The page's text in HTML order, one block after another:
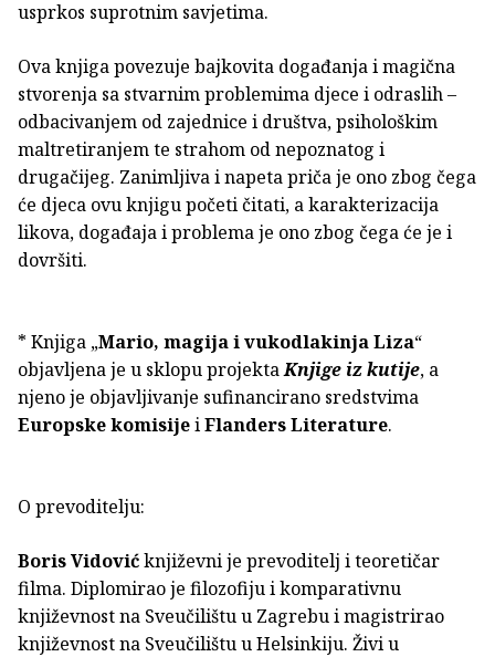
usprkos suprotnim savjetima.
Ova knjiga povezuje bajkovita događanja i magična
stvorenja sa stvarnim problemima djece i odraslih –
odbacivanjem od zajednice i društva, psihološkim
maltretiranjem te strahom od nepoznatog i
drugačijeg. Zanimljiva i napeta priča je ono zbog čega
će djeca ovu knjigu početi čitati, a karakterizacija
likova, događaja i problema je ono zbog čega će je i
dovršiti.
* Knjiga „Mario, magija i vukodlakinja Liza“
objavljena je u sklopu projektaKnjige iz kutije, a
njeno je objavljivanje sufinancirano sredstvima
Europske komisijeiFlanders Literature.
O prevoditelju:
Boris Vidovićknjiževni je prevoditelj i teoretičar
filma. Diplomirao je filozofiju i komparativnu
književnost na Sveučilištu u Zagrebu i magistrirao
književnost na Sveučilištu u Helsinkiju. Živi u